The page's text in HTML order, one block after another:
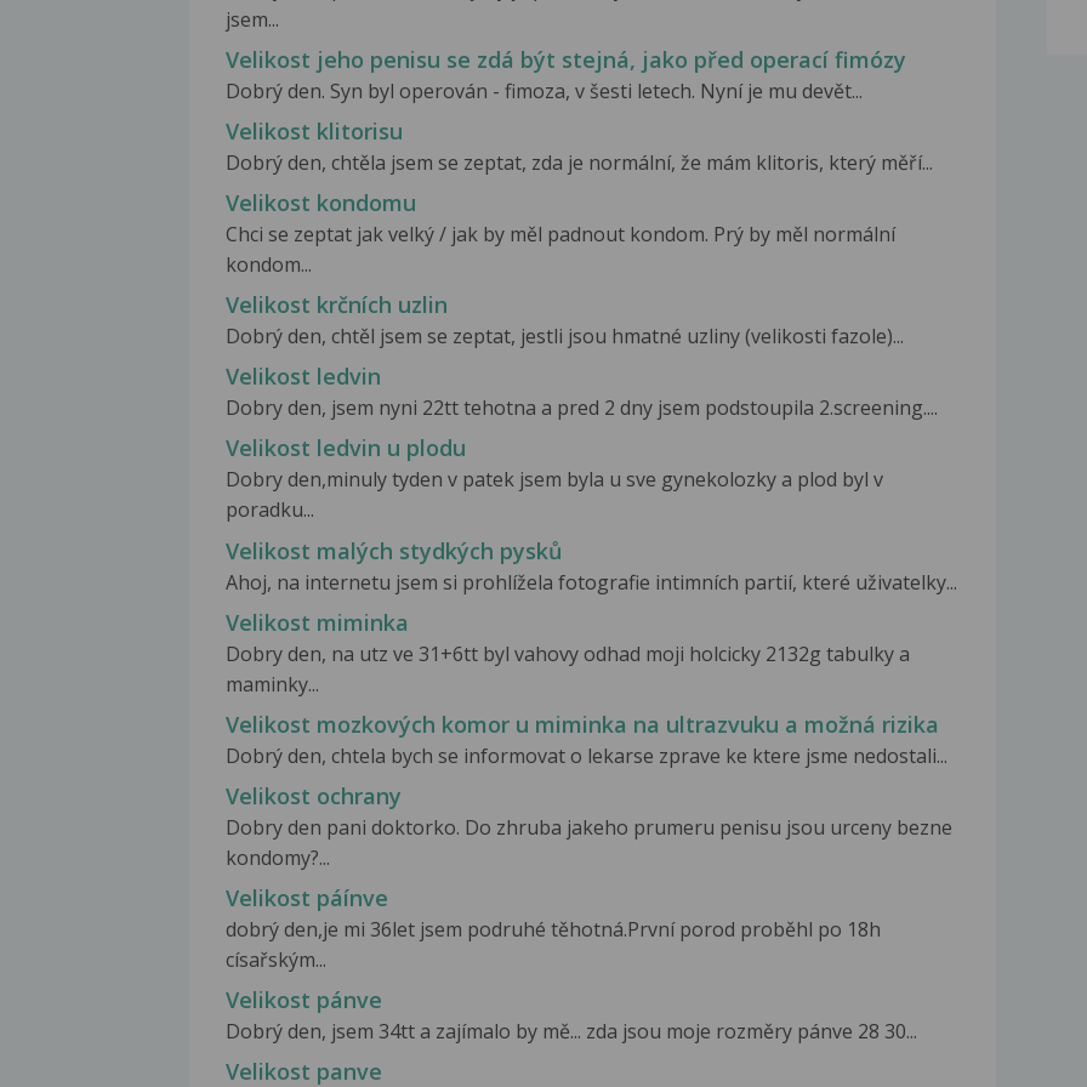
jsem...
Velikost jeho penisu se zdá být stejná, jako před operací fimózy
Dobrý den. Syn byl operován - fimoza, v šesti letech. Nyní je mu devět...
Velikost klitorisu
Dobrý den, chtěla jsem se zeptat, zda je normální, že mám klitoris, který měří...
Velikost kondomu
Chci se zeptat jak velký / jak by měl padnout kondom. Prý by měl normální
kondom...
Velikost krčních uzlin
Dobrý den, chtěl jsem se zeptat, jestli jsou hmatné uzliny (velikosti fazole)...
Velikost ledvin
Dobry den, jsem nyni 22tt tehotna a pred 2 dny jsem podstoupila 2.screening....
Velikost ledvin u plodu
Dobry den,minuly tyden v patek jsem byla u sve gynekolozky a plod byl v
poradku...
Velikost malých stydkých pysků
Ahoj, na internetu jsem si prohlížela fotografie intimních partií, které uživatelky...
Velikost miminka
Dobry den, na utz ve 31+6tt byl vahovy odhad moji holcicky 2132g tabulky a
maminky...
Velikost mozkových komor u miminka na ultrazvuku a možná rizika
Dobrý den, chtela bych se informovat o lekarse zprave ke ktere jsme nedostali...
Velikost ochrany
Dobry den pani doktorko. Do zhruba jakeho prumeru penisu jsou urceny bezne
kondomy?...
Velikost páínve
dobrý den,je mi 36let jsem podruhé těhotná.První porod proběhl po 18h
císařským...
Velikost pánve
Dobrý den, jsem 34tt a zajímalo by mě... zda jsou moje rozměry pánve 28 30...
Velikost panve